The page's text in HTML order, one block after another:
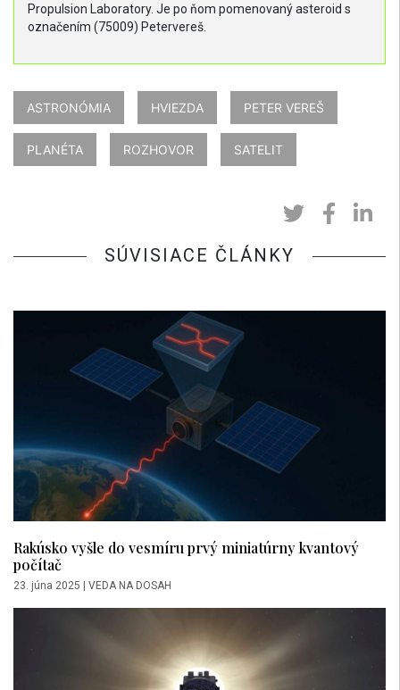
Propulsion Laboratory. Je po ňom pomenovaný asteroid s
označením (75009) Petervereš.
ASTRONÓMIA HVIEZDA PETER VEREŠ
PLANÉTA ROZHOVOR SATELIT
SÚVISIACE ČLÁNKY
Rakúsko vyšle do vesmíru prvý miniatúrny kvantový
počítač
23. júna 2025 VEDA NA DOSAH